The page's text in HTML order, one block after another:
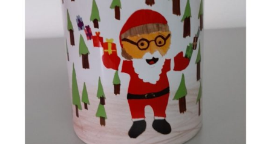
Εισφορές